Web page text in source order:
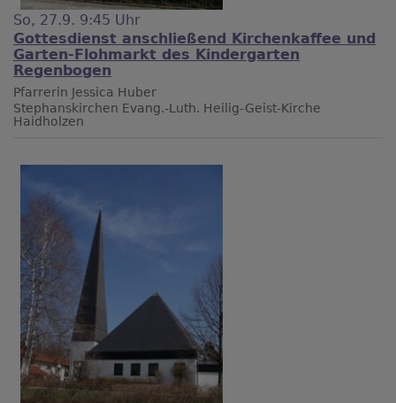
So, 27.9. 9:45 Uhr
Gottesdienst anschließend Kirchenkaffee und
Garten-Flohmarkt des Kindergarten
Regenbogen
Pfarrerin Jessica Huber
Stephanskirchen Evang.-Luth. Heilig-Geist-Kirche
Haidholzen